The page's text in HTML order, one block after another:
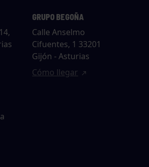
GRUPO BEGOÑA
Calle Anselmo
Cifuentes, 1 33201
Gijón - Asturias
Cómo llegar